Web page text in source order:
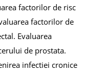
factorilor de risc
factorilor de
Evaluarea
de prostata.
infectiei cronice